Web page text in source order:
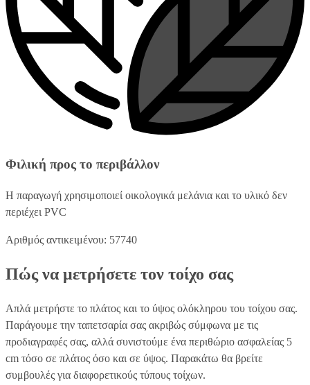
Φιλική προς το περιβάλλον
Η παραγωγή χρησιμοποιεί οικολογικά μελάνια και το υλικό δεν
περιέχει PVC
Αριθμός αντικειμένου: 57740
Πώς να μετρήσετε τον τοίχο σας
Απλά μετρήστε το πλάτος και το ύψος ολόκληρου του τοίχου σας.
Παράγουμε την ταπετσαρία σας ακριβώς σύμφωνα με τις
προδιαγραφές σας, αλλά συνιστούμε ένα περιθώριο ασφαλείας 5
cm τόσο σε πλάτος όσο και σε ύψος. Παρακάτω θα βρείτε
συμβουλές για διαφορετικούς τύπους τοίχων.